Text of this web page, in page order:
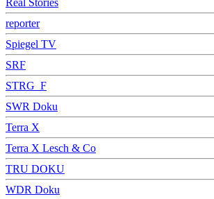
reporter
Spiegel TV
SRF
STRG_F
SWR Doku
Terra X
Terra X Lesch & Co
TRU DOKU
WDR Doku